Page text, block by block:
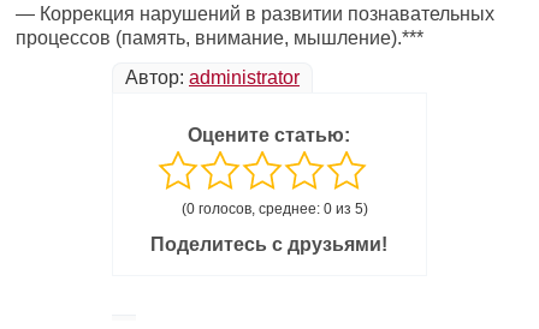
— Коррекция нарушений в развитии познавательных
процессов (память, внимание, мышление).***
Автор: administrator
Оцените статью:
(0 голосов, среднее: 0 из 5)
Поделитесь с друзьями!